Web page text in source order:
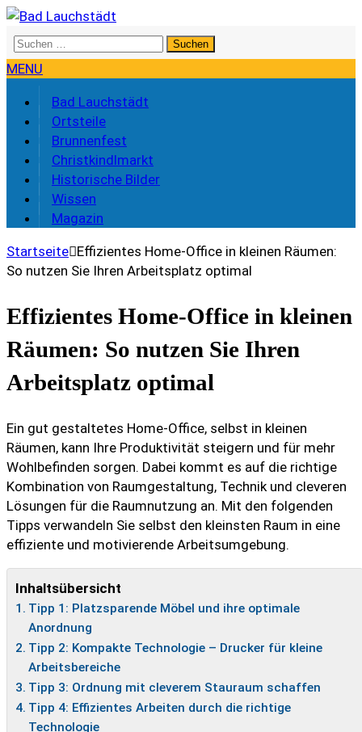
Suchen
nach:
MENU
Bad Lauchstädt
Ortsteile
Brunnenfest
Christkindlmarkt
Historische Bilder
Wissen
Magazin
Startseite Effizientes Home-Office in kleinen Räumen:
So nutzen Sie Ihren Arbeitsplatz optimal
Effizientes Home-Office in kleinen
Räumen: So nutzen Sie Ihren
Arbeitsplatz optimal
Ein gut gestaltetes Home-Office, selbst in kleinen
Räumen, kann Ihre Produktivität steigern und für mehr
Wohlbefinden sorgen. Dabei kommt es auf die richtige
Kombination von Raumgestaltung, Technik und cleveren
Lösungen für die Raumnutzung an. Mit den folgenden
Tipps verwandeln Sie selbst den kleinsten Raum in eine
effiziente und motivierende Arbeitsumgebung.
Inhaltsübersicht
Tipp 1: Platzsparende Möbel und ihre optimale
Anordnung
Tipp 2: Kompakte Technologie – Drucker für kleine
Arbeitsbereiche
Tipp 3: Ordnung mit cleverem Stauraum schaffen
Tipp 4: Effizientes Arbeiten durch die richtige
Technologie